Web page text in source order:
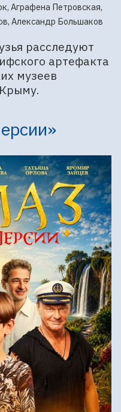
Аграфена Петровская,
Александр Большаков
расследуют
артефакта
музеев